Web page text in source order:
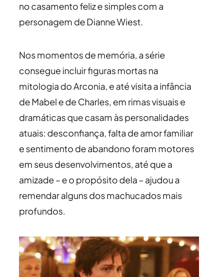
no casamento feliz e simples com a
personagem de Dianne Wiest.
Nos momentos de memória, a série
consegue incluir figuras mortas na
mitologia do Arconia, e até visita a infância
de Mabel e de Charles, em rimas visuais e
dramáticas que casam às personalidades
atuais: desconfiança, falta de amor familiar
e sentimento de abandono foram motores
em seus desenvolvimentos, até que a
amizade – e o propósito dela – ajudou a
remendar alguns dos machucados mais
profundos.